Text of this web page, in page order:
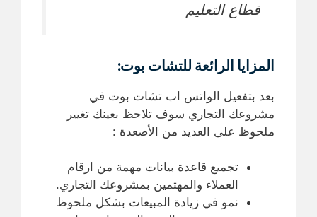
قطاع التعليم
المزايا الرائعة للتشات بوت:
بعد بتفعيل الواتس اب تشات بوت في
مشروعك التجاري سوف تلاحظ بعينك تغيير
ملحوظ على العديد من الأصعدة :
تجميع قاعدة بيانات مهمة من ارقام
العملاء والمهتمين بمشروعك التجاري.
نمو في زيادة المبيعات بشكل ملحوظ